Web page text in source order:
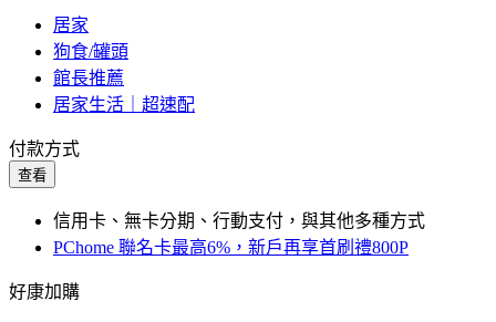
居家
狗食/罐頭
館長推薦
居家生活｜超速配
付款方式
查看
信用卡、無卡分期、行動支付，與其他多種方式
PChome 聯名卡最高6%，新戶再享首刷禮800P
好康加購